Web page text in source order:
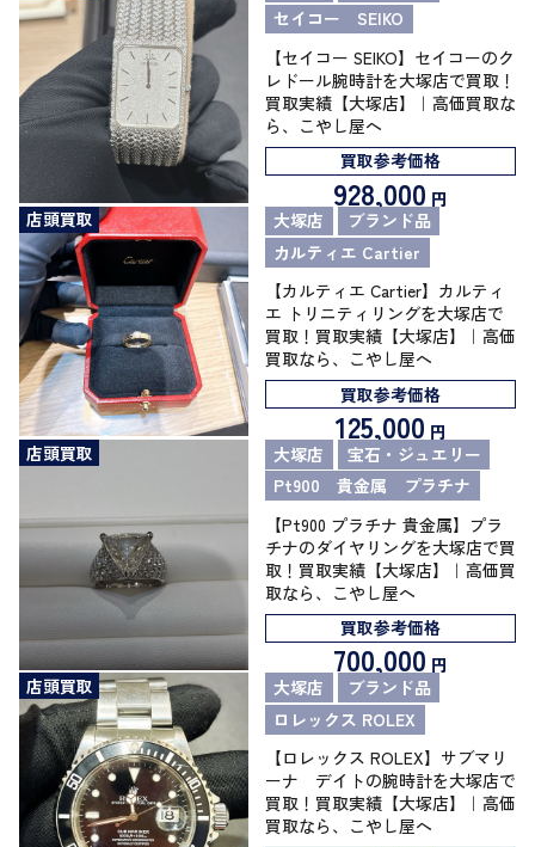
セイコー SEIKO
【セイコー SEIKO】セイコーのク
レドール腕時計を大塚店で買取！
買取実績【大塚店】｜高価買取な
ら、こやし屋へ
買取参考価格
928,000 円
店頭買取
大塚店
ブランド品
カルティエ Cartier
【カルティエ Cartier】カルティ
エ トリニティリングを大塚店で
買取！買取実績【大塚店】｜高価
買取なら、こやし屋へ
買取参考価格
125,000 円
店頭買取
大塚店
宝石・ジュエリー
Pt900 貴金属 プラチナ
【Pt900 プラチナ 貴金属】プラ
チナのダイヤリングを大塚店で買
取！買取実績【大塚店】｜高価買
取なら、こやし屋へ
買取参考価格
700,000 円
店頭買取
大塚店
ブランド品
ロレックス ROLEX
【ロレックス ROLEX】サブマリ
ーナ デイトの腕時計を大塚店で
買取！買取実績【大塚店】｜高価
買取なら、こやし屋へ